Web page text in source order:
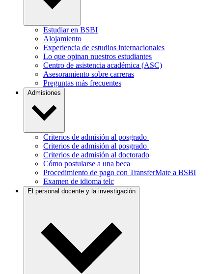
Estudiar en BSBI
Alojamiento
Experiencia de estudios internacionales
Lo que opinan nuestros estudiantes
Centro de asistencia académica (ASC)
Asesoramiento sobre carreras
Preguntas más frecuentes
Admisiones
Criterios de admisión al posgrado
Criterios de admisión al posgrado
Criterios de admisión al doctorado
Cómo postularse a una beca
Procedimiento de pago con TransferMate a BSBI
Examen de idioma telc
El personal docente y la investigación